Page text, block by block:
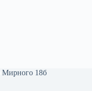
Мирного 18б